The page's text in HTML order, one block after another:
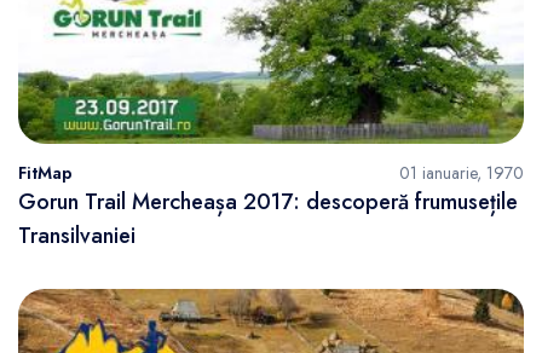
FitMap 01 ianuarie, 1970
Gorun Trail Mercheașa 2017: descoperă frumusețile
Transilvaniei